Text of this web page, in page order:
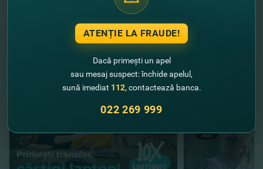
Alte noutăţi
ATENȚIE LA FRAUDE!
Dacă primești un apel
sau mesaj suspect: închide apelul,
sună imediat 112, contactează banca.
022 269 999